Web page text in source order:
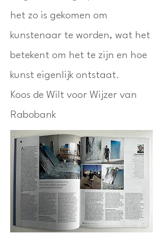
het zo is gekomen om
kunstenaar te worden, wat het
betekent om het te zijn en hoe
kunst eigenlijk ontstaat.
Koos de Wilt voor Wijzer van
Rabobank